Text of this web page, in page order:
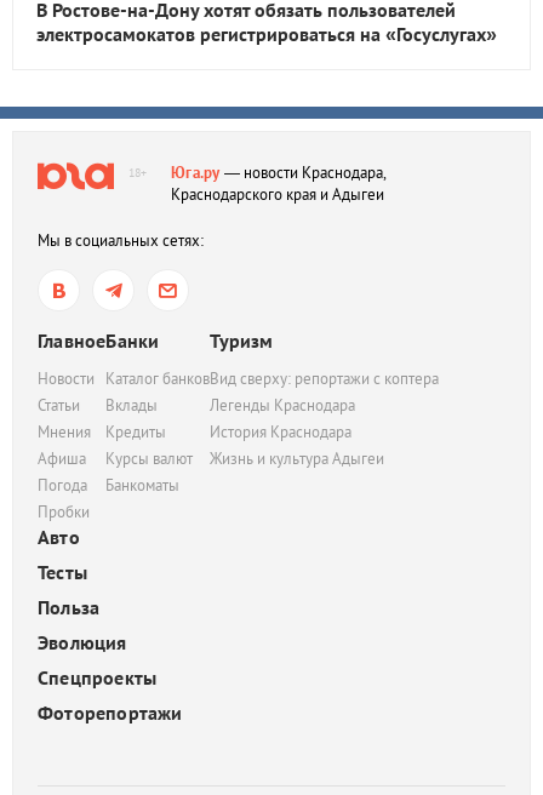
В Ростове-на-Дону хотят обязать пользователей
электросамокатов регистрироваться на «Госуслугах»
18+ Юга.ру— новости Краснодара,
Краснодарского края и Адыгеи
Мы в социальных сетях:
Главное
Новости
Статьи
Мнения
Афиша
Погода
Пробки
Банки
Каталог банков
Вклады
Кредиты
Курсы валют
Банкоматы
Туризм
Вид сверху: репортажи с коптера
Легенды Краснодара
История Краснодара
Жизнь и культура Адыгеи
Авто
Тесты
Польза
Эволюция
Спецпроекты
Фоторепортажи